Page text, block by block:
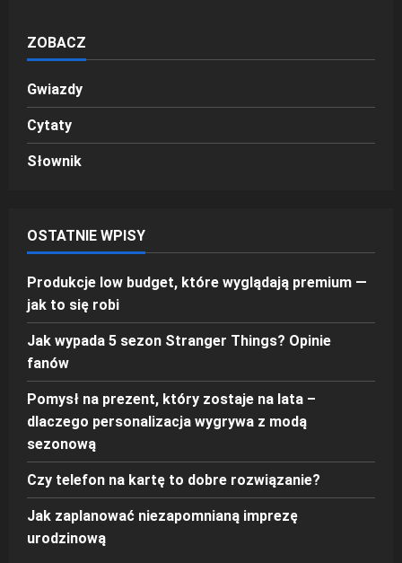
ZOBACZ
Gwiazdy
Cytaty
Słownik
OSTATNIE WPISY
Produkcje low budget, które wyglądają premium —
jak to się robi
Jak wypada 5 sezon Stranger Things? Opinie
fanów
Pomysł na prezent, który zostaje na lata –
dlaczego personalizacja wygrywa z modą
sezonową
Czy telefon na kartę to dobre rozwiązanie?
Jak zaplanować niezapomnianą imprezę
urodzinową